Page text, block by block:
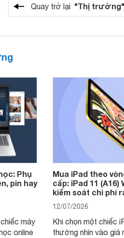
Quay trở lại "Thị trường"
Phụ
pin hay
máy
online
Mua iPad theo
cấp: iPad 11 (A16)
kiểm soát chi phí
12/07/2026
Khi chọn một chiếc
thường nhìn vào